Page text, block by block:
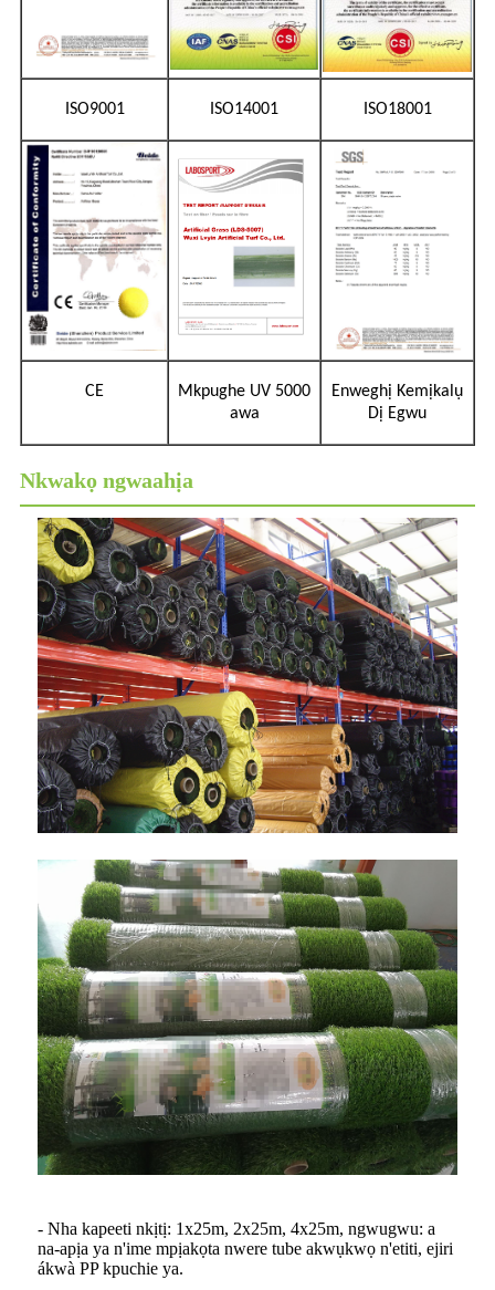
ISO9001 ISO14001 ISO18001
CE
Mkpughe UV 5000
awa
Enweghị Kemịkalụ
Dị Egwu
Nkwakọ ngwaahịa
- Nha kapeeti nkịtị: 1x25m, 2x25m, 4x25m, ngwugwu: a
na-apịa ya n'ime mpịakọta nwere tube akwụkwọ n'etiti, ejiri
ákwà PP kpuchie ya.